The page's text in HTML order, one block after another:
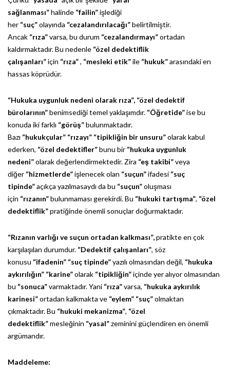
sağlanması”halinde “failin”işlediği
her “suç”olayında “cezalandırılacağı”belirtilmiştir.
Ancak “rıza”varsa, bu durum “cezalandırmayı”ortadan
kaldırmaktadır. Bu nedenle “özel dedektiflik
çalışanları”için “rıza”, “mesleki etik”ile “hukuk”arasındaki en
hassas köprüdür.
“Hukuka uygunluk nedeni olarak rıza”, “özel dedektif
bürolarının”benimsediği temel yaklaşımdır. “Öğretide”ise bu
konuda iki farklı “görüş”bulunmaktadır.
Bazı “hukukçular” “rızayı” “tipikliğin bir unsuru”olarak kabul
ederken, “özel dedektifler”bunu bir “hukuka uygunluk
nedeni”olarak değerlendirmektedir. Zira “eş takibi”veya
diğer “hizmetlerde”işlenecek olan “suçun”ifadesi “suç
tipinde”açıkça yazılmasaydı da bu “suçun”oluşması
için “rızanın”bulunmaması gerekirdi. Bu “hukuki tartışma”, “özel
dedektiflik”pratiğinde önemli sonuçlar doğurmaktadır.
“Rızanın varlığı ve suçun ortadan kalkması”,pratikte en çok
karşılaşılan durumdur. “Dedektif çalışanları”, söz
konusu “ifadenin” “suç tipinde”yazılı olmasından değil, “hukuka
aykırılığın” “karine”olarak “tipikliğin”içinde yer alıyor olmasından
bu “sonuca”varmaktadır. Yani “rıza”varsa, “hukuka aykırılık
karinesi”ortadan kalkmakta ve “eylem” “suç”olmaktan
çıkmaktadır. Bu “hukuki mekanizma”, “özel
dedektiflik”mesleğinin “yasal”zeminini güçlendiren en önemli
argümandır.
Maddeleme: